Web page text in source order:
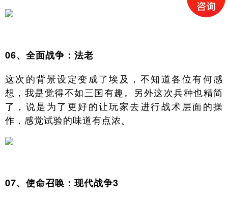
06、全面战争：法老
这次的背景设定变成了埃及，不知道各位有何感
想，我是觉得不如三国有趣。另外这次兵种也精简
了，说是为了更好的让玩家去进行战术层面的操
作，感觉试验的味道有点浓。
07、使命召唤：现代战争3